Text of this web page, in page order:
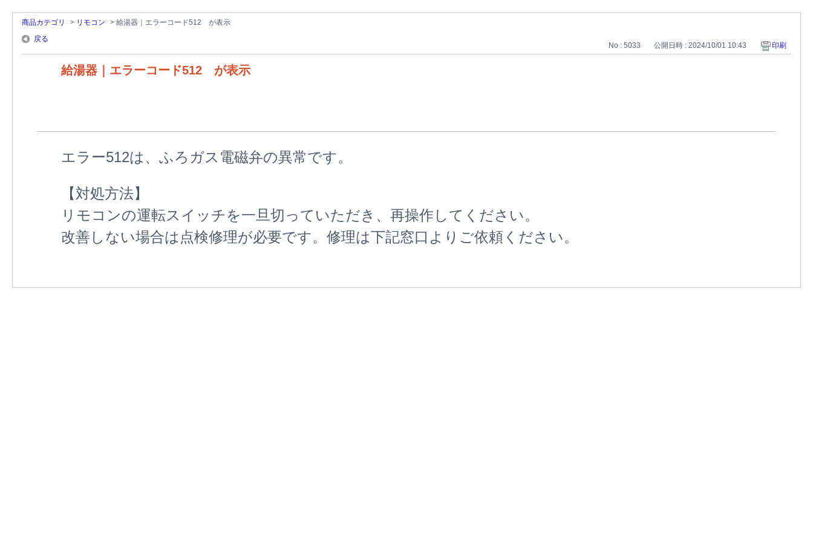
商品カテゴリ > リモコン > 給湯器｜エラーコード512 が表示
戻る
No : 5033 公開日時 : 2024/10/01 10:43 印刷
給湯器｜エラーコード512 が表示
エラー512は、ふろガス電磁弁の異常です。
【対処方法】
リモコンの運転スイッチを一旦切っていただき、再操作してください。
改善しない場合は点検修理が必要です。修理は下記窓口よりご依頼ください。